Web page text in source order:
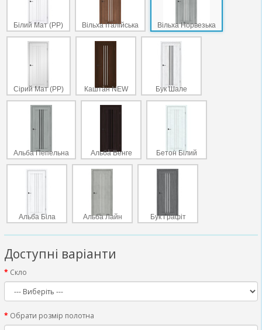
Білий Мат (PP) Вільха Італійська Вільха Норвезька
Сірий Мат (PP) Каштан NEW Бук Шале
Альба Пепельна Альба Венге Бетон Білий
Альба Біла Альба Лайн Бук Графіт
Доступні варіанти
Скло
Обрати розмір полотна